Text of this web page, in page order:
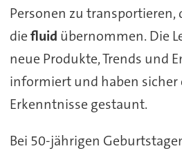
Personen zu transportieren,
diefluid übernommen. Die
neue Produkte, Trends und
informiert und haben sicher
Erkenntnisse gestaunt.
Bei 50-jährigen